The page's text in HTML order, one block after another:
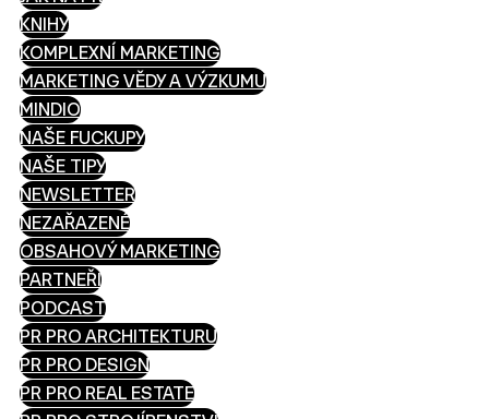
KNIHY
KOMPLEXNÍ MARKETING
MARKETING VĚDY A VÝZKUMU
MINDIO
NAŠE FUCKUPY
NAŠE TIPY
NEWSLETTER
NEZAŘAZENÉ
OBSAHOVÝ MARKETING
PARTNEŘI
PODCAST
PR PRO ARCHITEKTURU
PR PRO DESIGN
PR PRO REAL ESTATE